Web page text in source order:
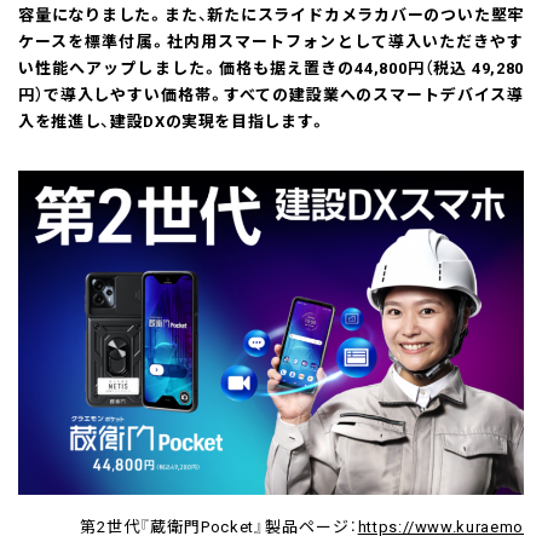
容量になりました。また、新たにスライドカメラカバーのついた堅牢
ケースを標準付属。社内用スマートフォンとして導入いただきやす
い性能へアップしました。価格も据え置きの44,800円（税込 49,280
円）で導入しやすい価格帯。すべての建設業へのスマートデバイス導
入を推進し、建設DXの実現を目指します。
第2世代『蔵衛門Pocket』製品ページ：https://www.kuraemo